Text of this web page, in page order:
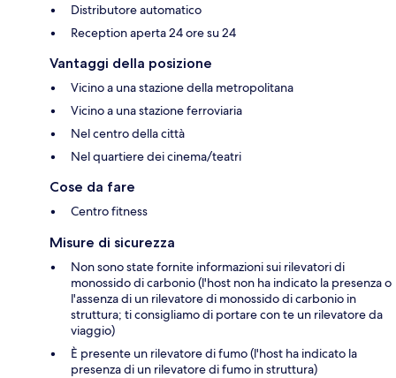
Distributore automatico
Reception aperta 24 ore su 24
Vantaggi della posizione
Vicino a una stazione della metropolitana
Vicino a una stazione ferroviaria
Nel centro della città
Nel quartiere dei cinema/teatri
Cose da fare
Centro fitness
Misure di sicurezza
Non sono state fornite informazioni sui rilevatori di
monossido di carbonio (l'host non ha indicato la presenza o
l'assenza di un rilevatore di monossido di carbonio in
struttura; ti consigliamo di portare con te un rilevatore da
viaggio)
È presente un rilevatore di fumo (l'host ha indicato la
presenza di un rilevatore di fumo in struttura)